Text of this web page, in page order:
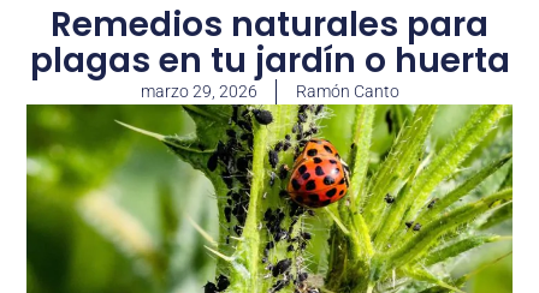
Remedios naturales para
plagas en tu jardín o huerta
marzo 29, 2026 Ramón Canto